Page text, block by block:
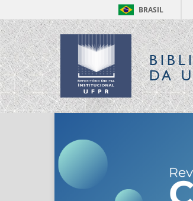
BRASIL
DA